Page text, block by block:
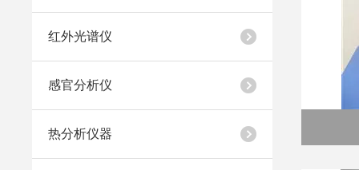
红外光谱仪
感官分析仪
热分析仪器